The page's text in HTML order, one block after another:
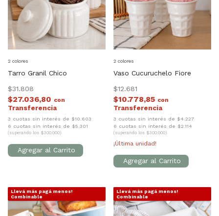
Tarro Granil Chico
$31.808
$27.036,80 con
3 cuotas sin interés de $10.603
6 cuotas sin interés de $5.301
(superando los $300.000)
2 colores
Vaso Cucuruchelo Fiore
$12.681
$10.778,85 con
3 cuotas sin interés de $4.227
6 cuotas sin interés de $2.114
(superando los $300.000)
¡Última unidad!
2 colores
Llevá más pagá menos!
Combinable
Llevá más pagá menos!
Combinable